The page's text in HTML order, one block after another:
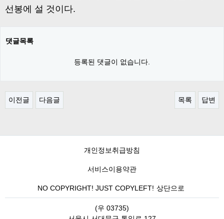
선봉에 설 것이다.
댓글목록
등록된 댓글이 없습니다.
이전글 다음글 목록 답변
개인정보취급방침
서비스이용약관
NO COPYRIGHT! JUST COPYLEFT! 상단으로
(우 03735)